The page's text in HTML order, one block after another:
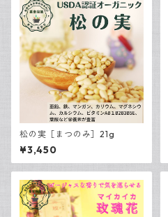
松の実［まつのみ］21g
¥3,450